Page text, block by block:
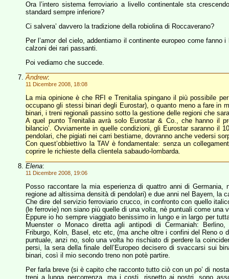
Ora l’intero sistema ferroviario a livello continentale sta
standard sempre inferiore?
Ci salvera’ davvero la tradizione della robiolina di Roccaverano?
Per l’amor del cielo, addentiamo il continente europeo come
calzoni dei rari passanti.
Poi vediamo che succede.
Andrew:
11 Dicembre 2008, 18:08
La mia opinione è che RFI e Trenitalia spingano il più possibile
occupano gli stessi binari degli Eurostar), o quanto meno a fare in
binari, i treni regionali passino sotto la gestione delle regioni che
A quel punto Trenitalia avrà solo Eurostar & Co., che hanno il
bilancio’. Ovviamente in quelle condizioni, gli Eurostar saranno il
pendolari, che pigiati nei carri bestiame, dovranno anche vedersi
Con quest’obbiettivo la TAV è fondamentale: senza un
coprire le richieste della clientela sabaudo-lombarda.
Elena:
11 Dicembre 2008, 19:06
Posso raccontare la mia esperienza di quattro anni di
regione ad altissima densità di pendolari) e due anni nel Bayern, la
Che dire del servizio ferroviario crucco, in confronto con quello
(le ferrovie) non siano più quelle di una volta, nè puntuali come una
Eppure io ho sempre viaggiato benissimo in lungo e in largo per
Muenster o Monaco diretta agli antipodi di Cermaniah:
Friburgo, Koln, Basel, etc etc, (ma anche oltre i confini del Reno o
puntuale, anzi no, solo una volta ho rischiato di perdere la
persi, la sera della finale dell’Europeo decisero di svaccarsi sui
binari, così il mio secondo treno non potè partire.
Per farla breve (si è capito che racconto tutto ciò con un po’ di
treni a lunga percorrenza, ma i costi, rispetto ai nostri, sono